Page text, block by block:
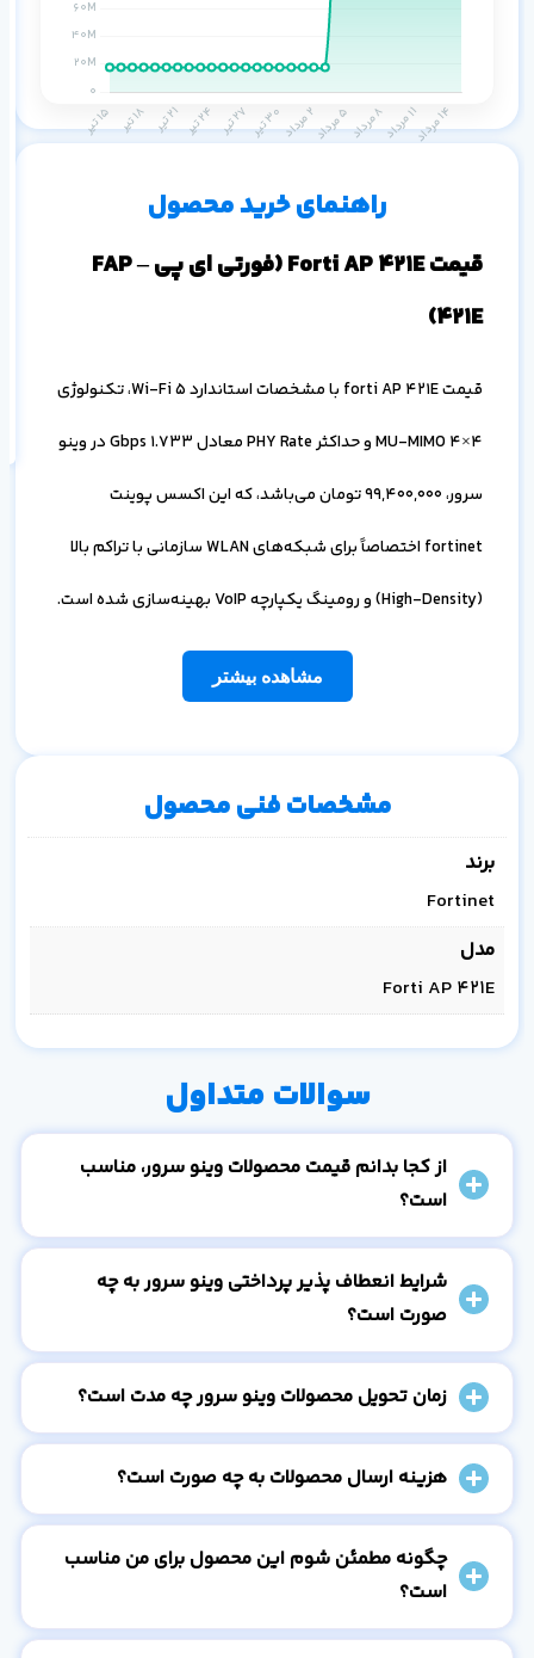
راهنمای خرید محصول
قیمت Forti AP 421E (فورتی ای پی FAP –
421E)
قیمت forti AP 421E با مشخصات استاندارد Wi-Fi 5، تکنولوژی
4×4 MU-MIMO و حداکثر PHY Rate معادل 1.733 Gbps در وینو
سرور،99,400,000تومان می‌باشد، که این اکسس پوینت
fortinet اختصاصاً برای شبکه‌های WLAN سازمانی با تراکم بالا
(High-Density) و رومینگ یکپارچه VoIP بهینه‌سازی شده است.
مشاهده بیشتر
مشخصات فنی محصول
برند
Fortinet
مدل
Forti AP 421E
سوالات متداول
از کجا بدانم قیمت محصولات وینو سرور، مناسب
است؟
شرایط انعطاف پذیر پرداختی وینو سرور به چه
صورت است؟
زمان تحویل محصولات وینو سرور چه مدت است؟
هزینه ارسال محصولات به چه صورت است؟
چگونه مطمئن شوم این محصول برای من مناسب
است؟